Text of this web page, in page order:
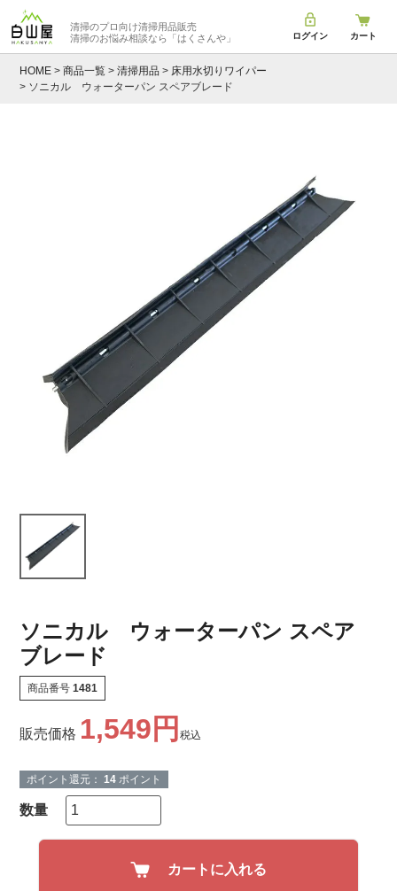
清掃のプロ向け清掃用品販売
清掃のお悩み相談なら 「はくさんや」 ログイン カート
HOME 商品一覧 清掃用品
床用水切りワイパー
ソニカル ウォーターパン スペアブレード
ソニカル ウォーターパン スペア
ブレード
商品番号 1481
販売価格 1,549 税込
ポイント還元： 14 ポイント
カートに入れる